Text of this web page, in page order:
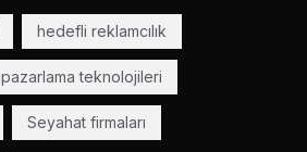
hedefli reklamcılık
pazarlama teknolojileri
Seyahat firmaları